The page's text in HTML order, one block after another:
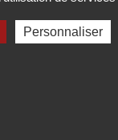
Personnaliser